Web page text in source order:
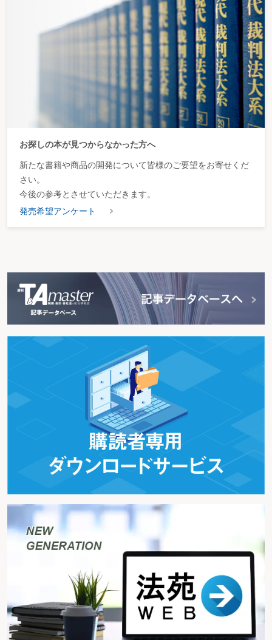
お探しの本が見つからなかった方へ
新たな書籍や商品の開発について皆様のご要望をお寄せくだ
さい。
今後の参考とさせていただきます。
発売希望アンケート